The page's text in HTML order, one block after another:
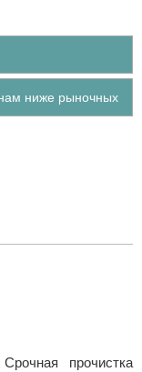
ниже рыночных
прочистка